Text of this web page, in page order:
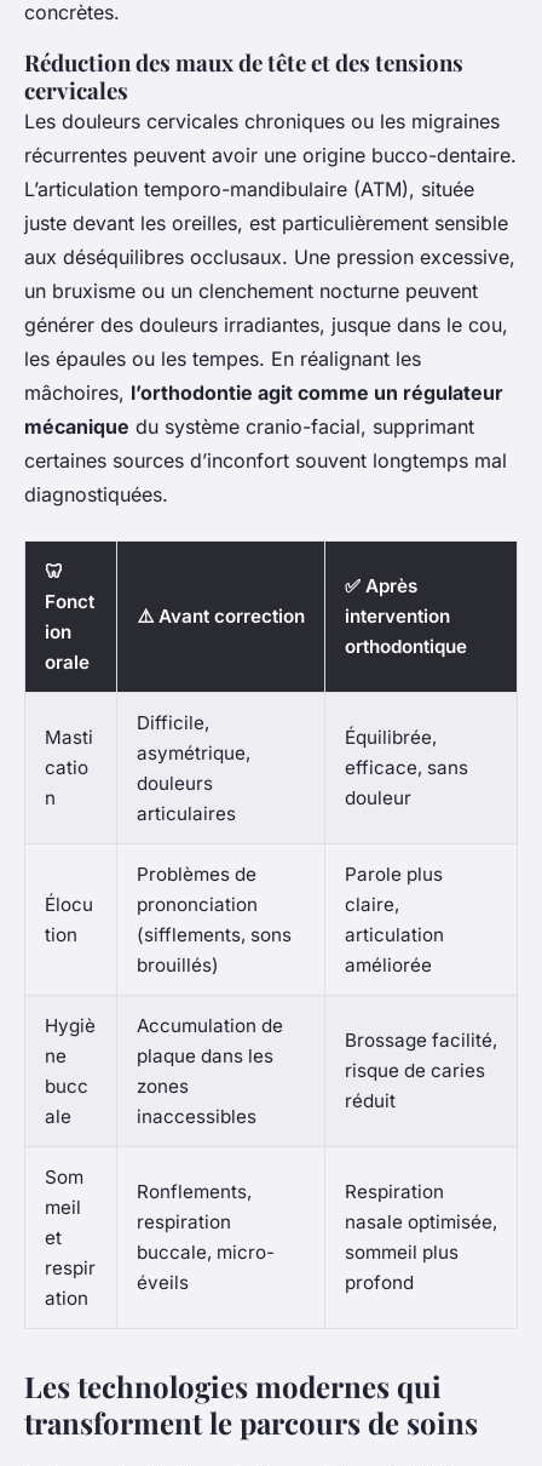
concrètes.
Réduction des maux de tête et des tensions
cervicales
Les douleurs cervicales chroniques ou les migraines
récurrentes peuvent avoir une origine bucco-dentaire.
L’articulation temporo-mandibulaire (ATM), située
juste devant les oreilles, est particulièrement sensible
aux déséquilibres occlusaux. Une pression excessive,
un bruxisme ou un clenchement nocturne peuvent
générer des douleurs irradiantes, jusque dans le cou,
les épaules ou les tempes. En réalignant les
mâchoires, l’orthodontie agit comme un régulateur
mécanique du système cranio-facial, supprimant
certaines sources d’inconfort souvent longtemps mal
diagnostiquées.
🦷
Fonct
ion
orale
⚠️ Avant correction
✅ Après
intervention
orthodontique
Masti
catio
n
Difficile,
asymétrique,
douleurs
articulaires
Équilibrée,
efficace, sans
douleur
Élocu
tion
Problèmes de
prononciation
(sifflements, sons
brouillés)
Parole plus
claire,
articulation
améliorée
Hygiè
ne
bucc
ale
Accumulation de
plaque dans les
zones
inaccessibles
Brossage facilité,
risque de caries
réduit
Som
meil
et
respir
ation
Ronflements,
respiration
buccale, micro-
éveils
Respiration
nasale optimisée,
sommeil plus
profond
Les technologies modernes qui
transforment le parcours de soins